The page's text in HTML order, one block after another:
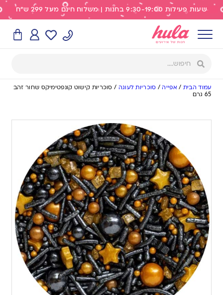
שעות פעילות 9:30-19:00 בחנות | משלוח חינם מעל 299 ש"ח
עמוד הבית /אפייה/ סוכריות לעוגה / סוכריות קישוט קונפטימיקס שחור זהב
65 גרם